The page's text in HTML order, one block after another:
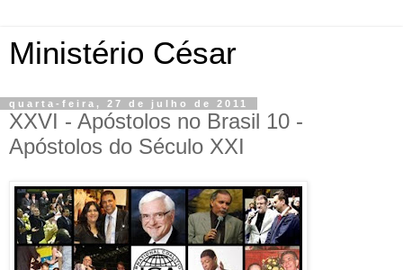
Ministério César
quarta-feira, 27 de julho de 2011
XXVI - Apóstolos no Brasil 10 -
Apóstolos do Século XXI